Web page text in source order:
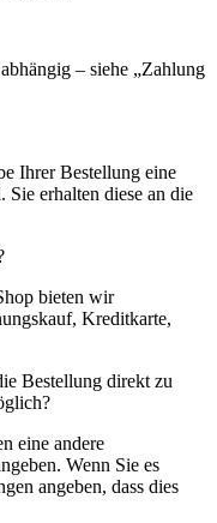
– siehe „Zahlung
Ihrer Bestellung eine
erhalten diese an die
bieten wir
Kreditkarte,
Bestellung direkt zu
eine andere
Wenn Sie es
angeben, dass dies